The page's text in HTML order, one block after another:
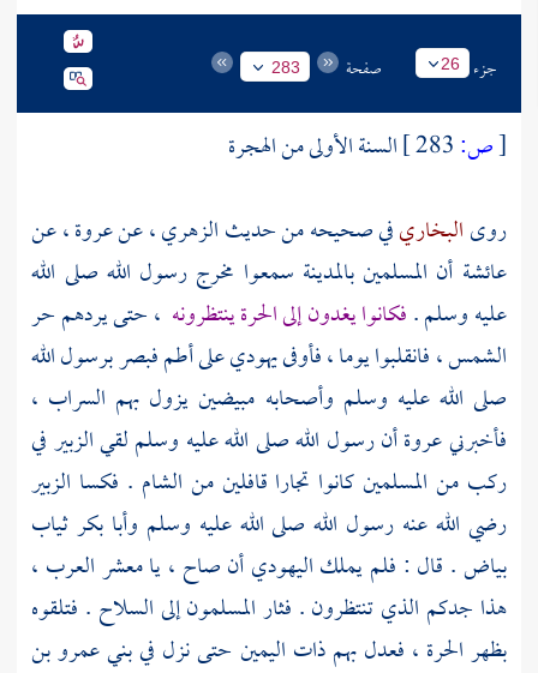
جزء 26 صفحة 283
[ص:
السنة الأولى من الهجرة
روىالبخاريفي صحيحه من حديثالزهري ،عنعروة ،عن
عائشة أن المسلمينبالمدينة سمعوا مخرج رسول الله صلى الله
عليه وسلم .فكانوا يغدون إلى الحرة ينتظرونه ، حتى يردهم حر
الشمس ، فانقلبوا يوما ، فأوفى يهودي على أطم فبصر برسول الله
صلى الله عليه وسلم وأصحابه مبيضين يزول بهم السراب ،
فأخبرنيعروةأن رسول الله صلى الله عليه وسلم لقيالزبيرفي
ركب من المسلمين كانوا تجارا قافلين من الشام . فكسا الزبير
رضي الله عنه رسول الله صلى الله عليه وسلم وأبا بكرثياب
بياض . قال : فلم يملك اليهودي أن صاح ، يا معشر العرب ،
هذا جدكم الذي تنتظرون . فثار المسلمون إلى السلاح . فتلقوه
بظهر الحرة ، فعدل بهم ذات اليمين حتى نزل فيبني عمرو بن